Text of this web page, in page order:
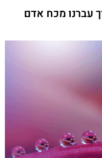
עברנו מכח אדם